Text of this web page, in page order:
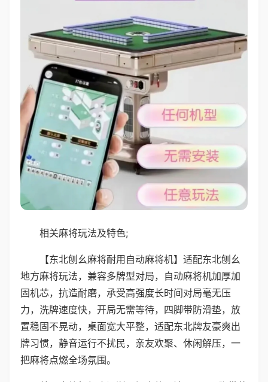
相关麻将玩法及特色;
【东北刨幺麻将耐用自动麻将机】适配东北刨幺
地方麻将玩法，兼容多牌型对局，自动麻将机加厚加
固机芯，抗造耐磨，承受高强度长时间对局毫无压
力，洗牌速度快，开局无需等待，四脚带防滑垫，放
置稳固不晃动，桌面宽大平整，适配东北牌友豪爽出
牌习惯，静音运行不扰民，亲友欢聚、休闲解压，一
把麻将点燃全场氛围。